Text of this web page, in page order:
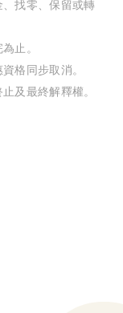
找零、保留或轉
止。
格同步取消。
及最終解釋權。